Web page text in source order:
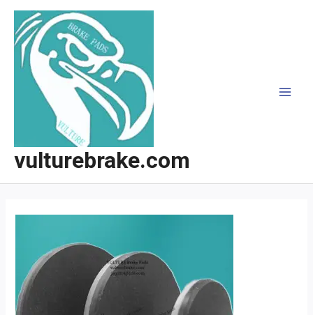
vulturebrake.com